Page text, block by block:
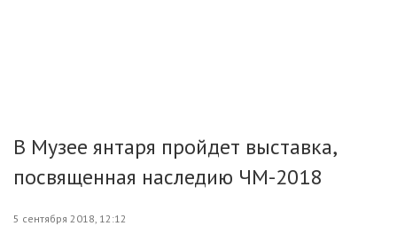
В Музее янтаря пройдет выставка,
посвященная наследию ЧМ-2018
5 сентября 2018, 12:12